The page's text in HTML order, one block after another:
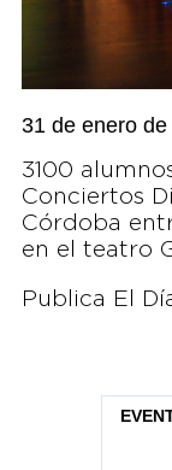
31 de enero
3100
Conciertos
Córdoba
en el teatro
Publica El